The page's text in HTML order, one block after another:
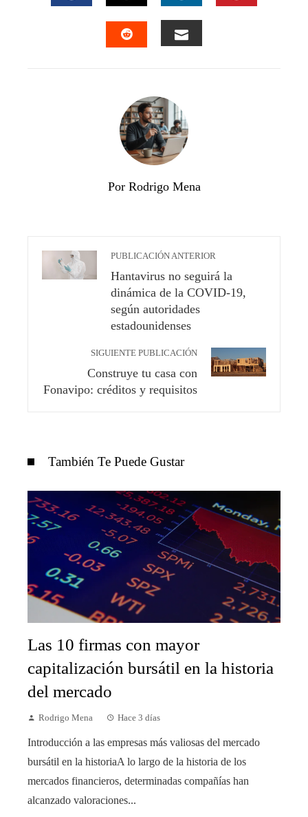
FACEBOOKTWITTERLINKEDIN
Por Rodrigo Mena
PUBLICACIÓN ANTERIOR
Hantavirus no seguirá la
dinámica de la COVID-19,
según autoridades
estadounidenses
SIGUIENTE PUBLICACIÓN
Construye tu casa con
Fonavipo: créditos y requisitos
También Te Puede Gustar
Las 10 firmas con mayor
capitalización bursátil en la historia
del mercado
Rodrigo Mena Hace 3 días
Introducción a las empresas más valiosas del mercado
bursátil en la historiaA lo largo de la historia de los
mercados financieros, determinadas compañías han
alcanzado valoraciones...